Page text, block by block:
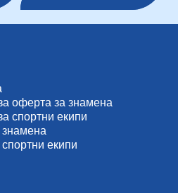
оферта за знамена
спортни екипи
екипи